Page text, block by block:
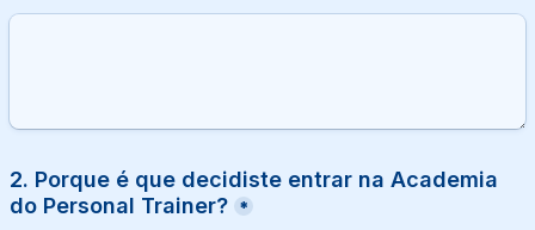
2. Porque é que decidiste entrar na Academia
do Personal Trainer? *